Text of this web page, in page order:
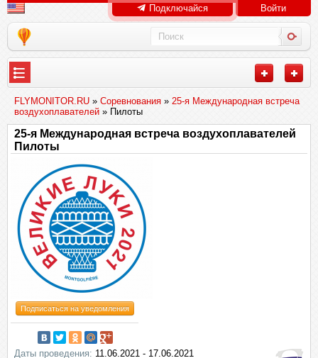
Подключайся Войти
FLYMONITOR.RU » Соревнования » 25-я Международная встреча
воздухоплавателей » Пилоты
25-я Международная встреча воздухоплавателей
Пилоты
Подписаться на уведомления
Даты проведения: 11.06.2021 - 17.06.2021